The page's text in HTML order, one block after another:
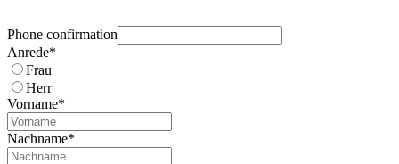
Phone confirmation
Anrede*
Frau
Herr
Vorname*
Nachname*